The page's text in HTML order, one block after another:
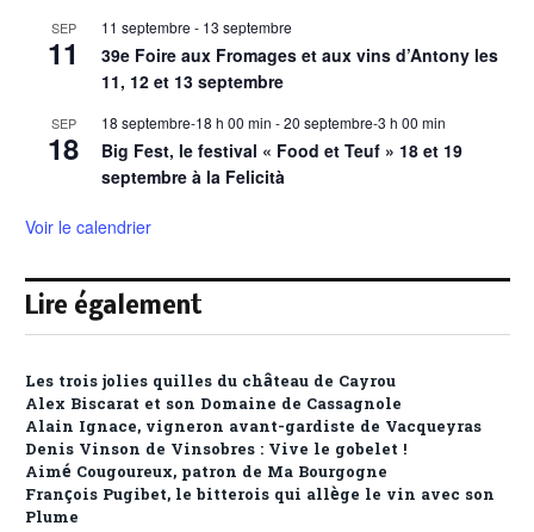
SEP
11
11 septembre - 13 septembre
39e Foire aux Fromages et aux vins d’Antony les
11, 12 et 13 septembre
SEP
18
18 septembre-18 h 00 min -20 septembre-3 h 00 min
Big Fest, le festival « Food et Teuf » 18 et 19
septembre à la Felicità
Voir le calendrier
Lire également
Les trois jolies quilles du château de Cayrou
Alex Biscarat et son Domaine de Cassagnole
Alain Ignace, vigneron avant-gardiste de Vacqueyras
Denis Vinson de Vinsobres : Vive le gobelet !
Aimé Cougoureux, patron de Ma Bourgogne
François Pugibet, le bitterois qui allège le vin avec son
Plume